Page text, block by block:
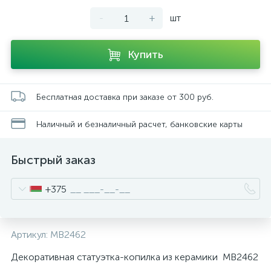
- + шт
Купить
Бесплатная доставка при заказе от 300 руб.
Наличный и безналичный расчет, банковские карты
Быстрый заказ
+375
Артикул: MB2462
Декоративная статуэтка-копилка из керамики MB2462